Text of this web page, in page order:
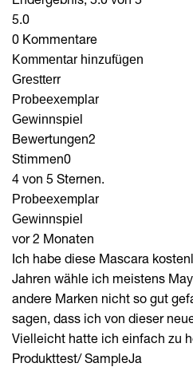
5.0
0 Kommentare
Kommentar hinzufügen
Grestterr
Probeexemplar
Gewinnspiel
Bewertungen2
Stimmen0
4 von 5 Sternen.
Probeexemplar
Gewinnspiel
vor 2 Monaten
Ich habe diese Mascara
Jahren wähle ich meistens
andere Marken nicht so gut
sagen, dass ich von dieser
Vielleicht hatte ich einfach zu
Produkttest/ SampleJa